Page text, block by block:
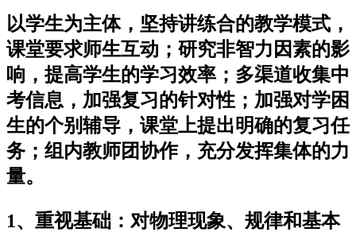
以学生为主体，坚持讲练合的教学模式，
课堂要求师生互动；研究非智力因素的影
响，提高学生的学习效率；多渠道收集中
考信息，加强复习的针对性；加强对学困
生的个别辅导，课堂上提出明确的复习任
务；组内教师团协作，充分发挥集体的力
量。
1、重视基础：对物理现象、规律和基本